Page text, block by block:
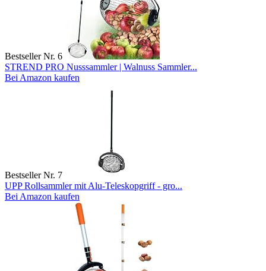
Bestseller Nr. 6
STREND PRO Nusssammler | Walnuss Sammler...
Bei Amazon kaufen
Bestseller Nr. 7
UPP Rollsammler mit Alu-Teleskopgriff - gro...
Bei Amazon kaufen